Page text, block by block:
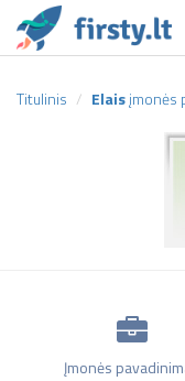
Titulinis Elaisįmonės
Įmonės